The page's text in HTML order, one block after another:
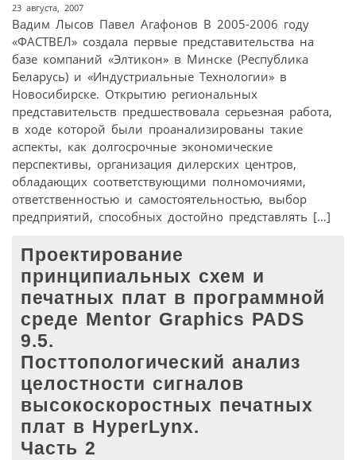
23 августа, 2007
Вадим Лысов Павел Агафонов В 2005-2006 году
«ФАСТВЕЛ» создала первые представительства на
базе компаний «Элтикон» в Минске (Республика
Беларусь) и «Индустриальные Технологии» в
Новосибирске. Открытию региональных
представительств предшествовала серьезная работа,
в ходе которой были проанализированы такие
аспекты, как долгосрочные экономические
перспективы, организация дилерских центров,
обладающих соответствующими полномочиями,
ответственностью и самостоятельностью, выбор
предприятий, способных достойно представлять […]
Проектирование
принципиальных схем и
печатных плат в программной
среде Mentor Graphics PADS
9.5.
Посттопологический анализ
целостности сигналов
высокоскоростных печатных
плат в HyperLynx.
Часть 2